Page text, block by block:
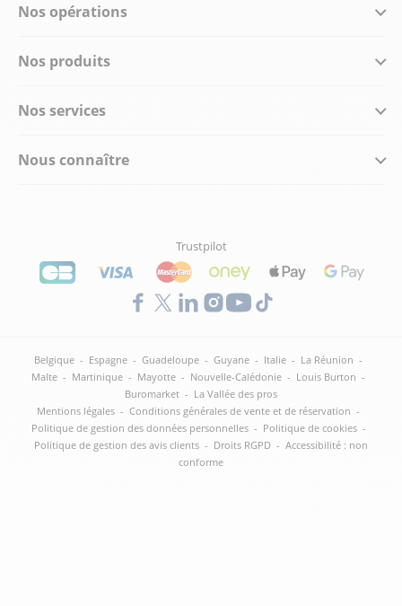
Nos opérations
Nos produits
Nos services
Nous connaître
Trustpilot
Belgique - Espagne - Guadeloupe - Guyane - Italie - La Réunion -
Malte - Martinique - Mayotte - Nouvelle-Calédonie - Louis Burton -
Buromarket - La Vallée des pros
Mentions légales - Conditions générales de vente et de réservation -
Politique de gestion des données personnelles - Politique de cookies -
Politique de gestion des avis clients - Droits RGPD - Accessibilité : non
conforme